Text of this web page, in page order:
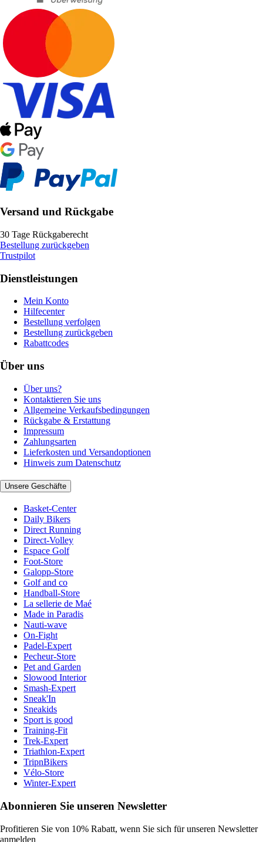
Versand und Rückgabe
30 Tage Rückgaberecht
Bestellung zurückgeben
Trustpilot
Dienstleistungen
Mein Konto
Hilfecenter
Bestellung verfolgen
Bestellung zurückgeben
Rabattcodes
Über uns
Über uns?
Kontaktieren Sie uns
Allgemeine Verkaufsbedingungen
Rückgabe & Erstattung
Impressum
Zahlungsarten
Lieferkosten und Versandoptionen
Hinweis zum Datenschutz
Unsere Geschäfte
Basket-Center
Daily Bikers
Direct Running
Direct-Volley
Espace Golf
Foot-Store
Galopp-Store
Golf and co
Handball-Store
La sellerie de Maé
Made in Paradis
Nauti-wave
On-Fight
Padel-Expert
Pecheur-Store
Pet and Garden
Slowood Interior
Smash-Expert
Sneak'In
Sneakids
Sport is good
Training-Fit
Trek-Expert
Triathlon-Expert
TripnBikers
Vélo-Store
Winter-Expert
Abonnieren Sie unseren Newsletter
Profitieren Sie von 10% Rabatt, wenn Sie sich für unseren Newsletter
anmelden